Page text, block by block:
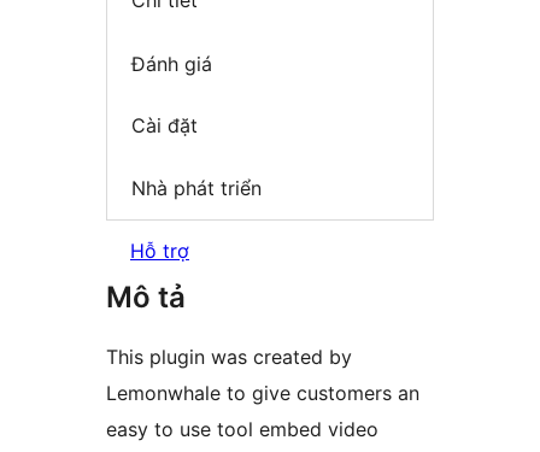
Đánh giá
Cài đặt
Nhà phát triển
Hỗ trợ
Mô tả
This plugin was created by
Lemonwhale to give customers an
easy to use tool embed video